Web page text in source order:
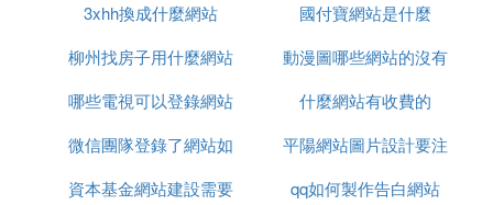
中，提高查詢效率。
例如：搜索新浪的NBA頻道，可以輸入NBAsite:sina.
com.cn。
備註：查詢詞和site命令之間要用空格隔開；「sit
⑷ 如何用百度搜索指定網站內的內容
網站
路流量
3xhh換成什麼網站
國付寶網站是什麼
柳州找房子用什麼網站
動漫圖哪些網站的沒有
水印
哪些電視可以登錄網站
什麼網站有收費的
微信團隊登錄了網站如
何退掉
平陽網站圖片設計要注
意什麼
資本基金網站建設需要
qq如何製作告白網站